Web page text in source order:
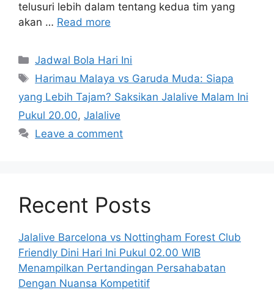
telusuri lebih dalam tentang kedua tim yang
akan … Read more
Categories
Jadwal Bola Hari Ini
Tags
Harimau Malaya vs Garuda Muda: Siapa
yang Lebih Tajam? Saksikan Jalalive Malam Ini
Pukul 20.00, Jalalive
Leave a comment
Recent Posts
Jalalive Barcelona vs Nottingham Forest Club
Friendly Dini Hari Ini Pukul 02.00 WIB
Menampilkan Pertandingan Persahabatan
Dengan Nuansa Kompetitif